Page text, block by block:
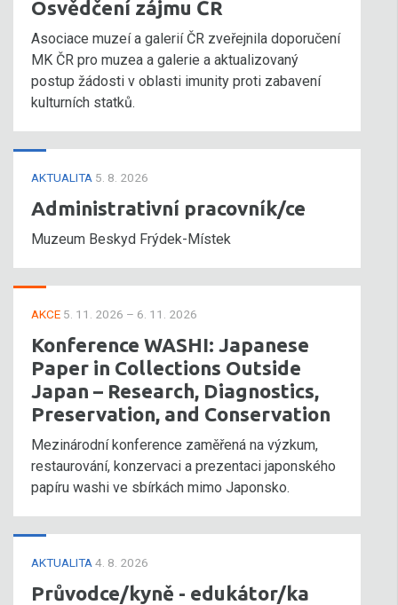
Osvědčení zájmu ČR
Asociace muzeí a galerií ČR zveřejnila doporučení
MK ČR pro muzea a galerie a aktualizovaný
postup žádosti v oblasti imunity proti zabavení
kulturních statků.
AKTUALITA 5. 8. 2026
Administrativní pracovník/ce
Muzeum Beskyd Frýdek-Místek
AKCE 5. 11. 2026 – 6. 11. 2026
Konference WASHI: Japanese
Paper in Collections Outside
Japan – Research, Diagnostics,
Preservation, and Conservation
Mezinárodní konference zaměřená na výzkum,
restaurování, konzervaci a prezentaci japonského
papíru washi ve sbírkách mimo Japonsko.
AKTUALITA 4. 8. 2026
Průvodce/kyně - edukátor/ka